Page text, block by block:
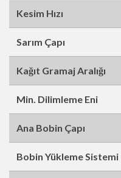
Kesim Hızı
Sarım Çapı
Kağıt Gramaj Aralığı
Min. Dilimleme Eni
Ana Bobin Çapı
Bobin Yükleme Sistemi